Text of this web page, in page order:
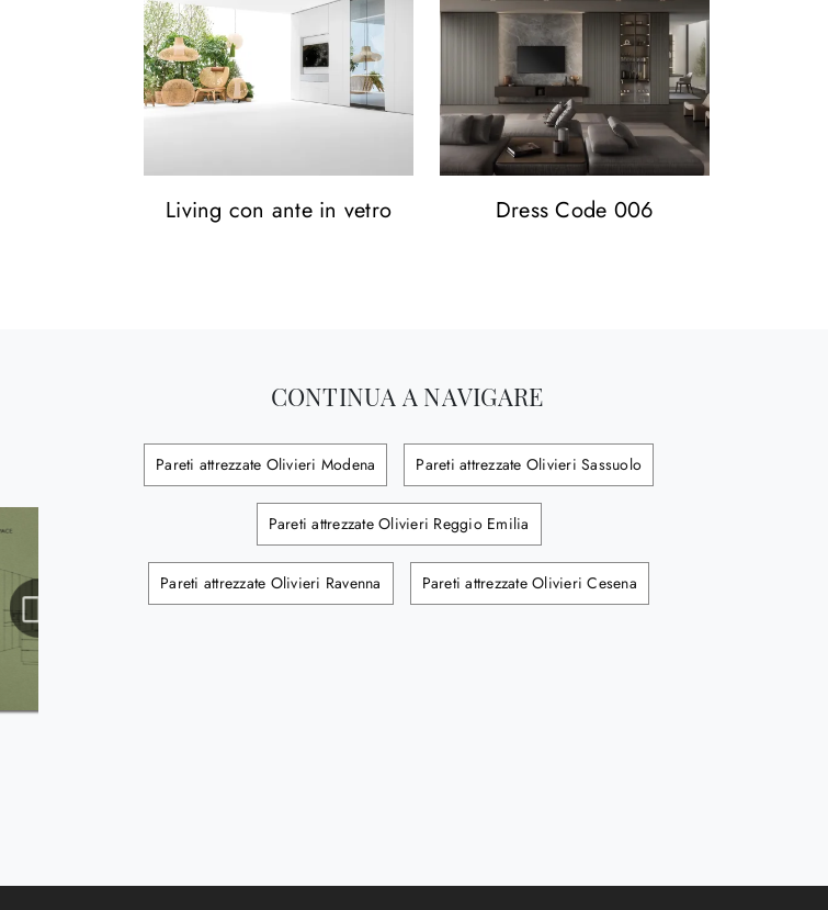
Living con ante in vetro Dress Code 006
CONTINUA A NAVIGARE
Pareti attrezzate Olivieri Modena Pareti attrezzate Olivieri Sassuolo
Pareti attrezzate Olivieri Reggio Emilia
Pareti attrezzate Olivieri Ravenna Pareti attrezzate Olivieri Cesena